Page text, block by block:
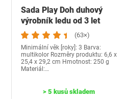
Sada Play Doh duhový
výrobník ledu od 3 let
(63×)
Minimální věk [roky]: 3 Barva:
multikolor Rozměry produktu: 6,6 x
25,4 x 29,2 cm Hmotnost: 250 g
Materiál:…
> 5 kusů skladem